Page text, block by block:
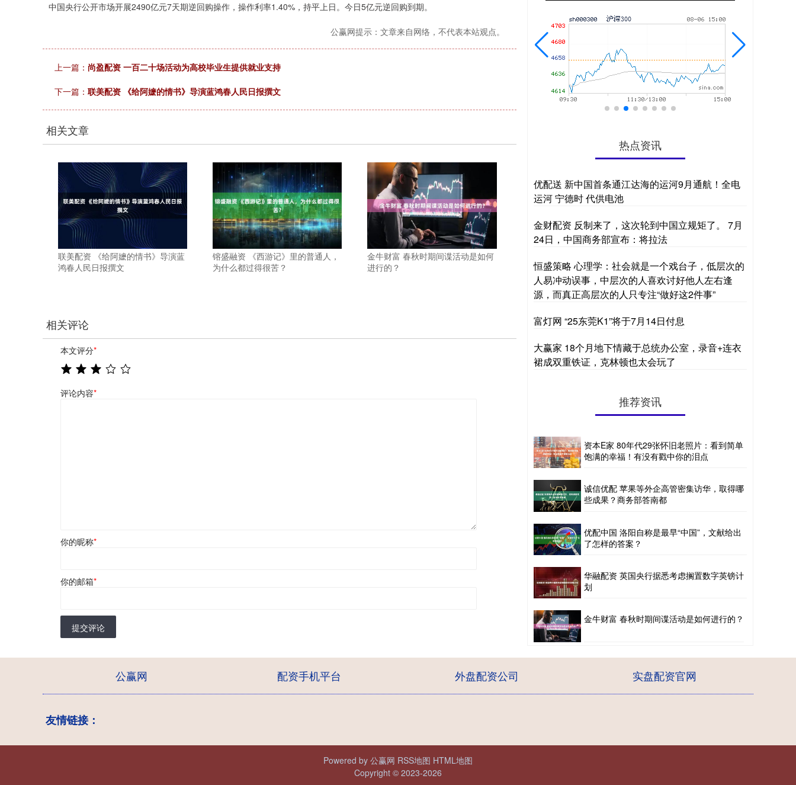
中国央行公开市场开展2490亿元7天期逆回购操作，操作利率1.40%，持平上日。今日5亿元逆回购到期。
公赢网提示：文章来自网络，不代表本站观点。
上一篇： 尚盈配资 一百二十场活动为高校毕业生提供就业支持
下一篇： 联美配资 《给阿嬷的情书》导演蓝鸿春人民日报撰文
相关文章
联美配资 《给阿嬷的情书》导演蓝
鸿春人民日报撰文
镕盛融资 《西游记》里的普通人，
为什么都过得很苦？
金牛财富 春秋时期间谍活动是如何
进行的？
相关评论
本文评分*
评论内容*
你的昵称*
你的邮箱*
提交评论
热点资讯
优配送 新中国首条通江达海的运河9月通航！全电
运河 宁德时 代供电池
金财配资 反制来了，这次轮到中国立规矩了。 7月
24日，中国商务部宣布：将拉法
恒盛策略 心理学：社会就是一个戏台子，低层次的
人易冲动误事，中层次的人喜欢讨好他人左右逢
源，而真正高层次的人只专注“做好这2件事”
富灯网 “25东莞K1”将于7月14日付息
大赢家 18个月地下情藏于总统办公室，录音+连衣
裙成双重铁证，克林顿也太会玩了
推荐资讯
资本E家 80年代29张怀旧老照片：看到简单
饱满的幸福！有没有戳中你的泪点
诚信优配 苹果等外企高管密集访华，取得哪
些成果？商务部答南都
优配中国 洛阳自称是最早“中国”，文献给出
了怎样的答案？
华融配资 英国央行据悉考虑搁置数字英镑计
划
金牛财富 春秋时期间谍活动是如何进行的？
公赢网 配资手机平台 外盘配资公司 实盘配资官网
友情链接：
Powered by 公赢网 RSS地图 HTML地图
Copyright © 2023-2026